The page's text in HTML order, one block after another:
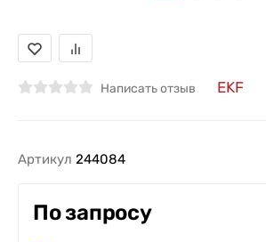
Написать отзыв EKF
Артикул 244084
По запросу